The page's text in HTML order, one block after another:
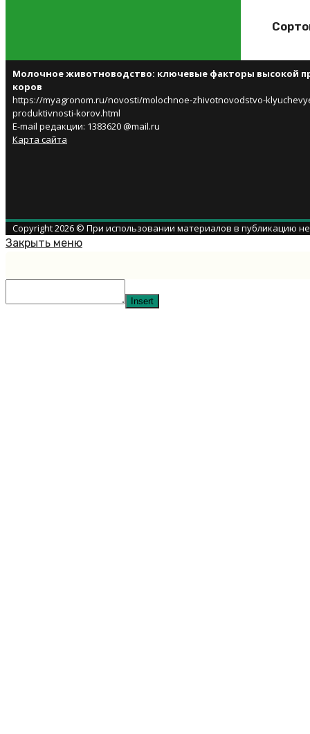
Молочное животноводство: ключевые факторы высокой
коров
https://myagronom.ru/novosti/molochnoe-zhivotnovodstvo-
produktivnosti-korov.html
E-mail редакции: 1383620 @mail.ru
Карта сайта
Copyright 2026 © При использовании материалов в публикацию
Закрыть меню
Insert